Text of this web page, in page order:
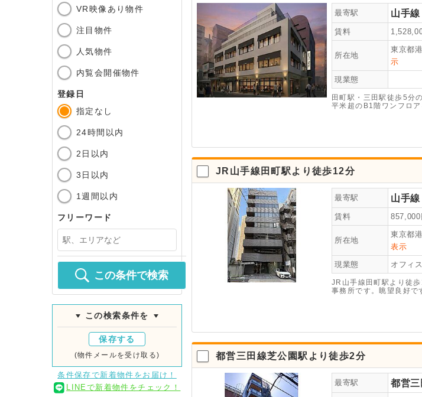
VR映像あり物件
注目物件
人気物件
内覧会開催物件
登録日
指定なし
24時間以内
2日以内
3日以内
1週間以内
フリーワード
この条件で検索
この検索条件を
保存する
(物件メールを受け取る)
条件保存で新着物件をお届け！
LINEで新着物件をチェック！
最寄駅 山手線
賃料
所在地
東京都
示
現業態
田町駅・三田駅徒歩5分
平米超のB1階ワンフロ
JR山手線田町駅より徒歩12分
最寄駅 山手線
賃料 857,000
所在地
東京都
表示
現業態 オフィ
JR山手線田町駅より徒
事務所です。眺望良好で
都営三田線芝公園駅より徒歩2分
最寄駅 都営